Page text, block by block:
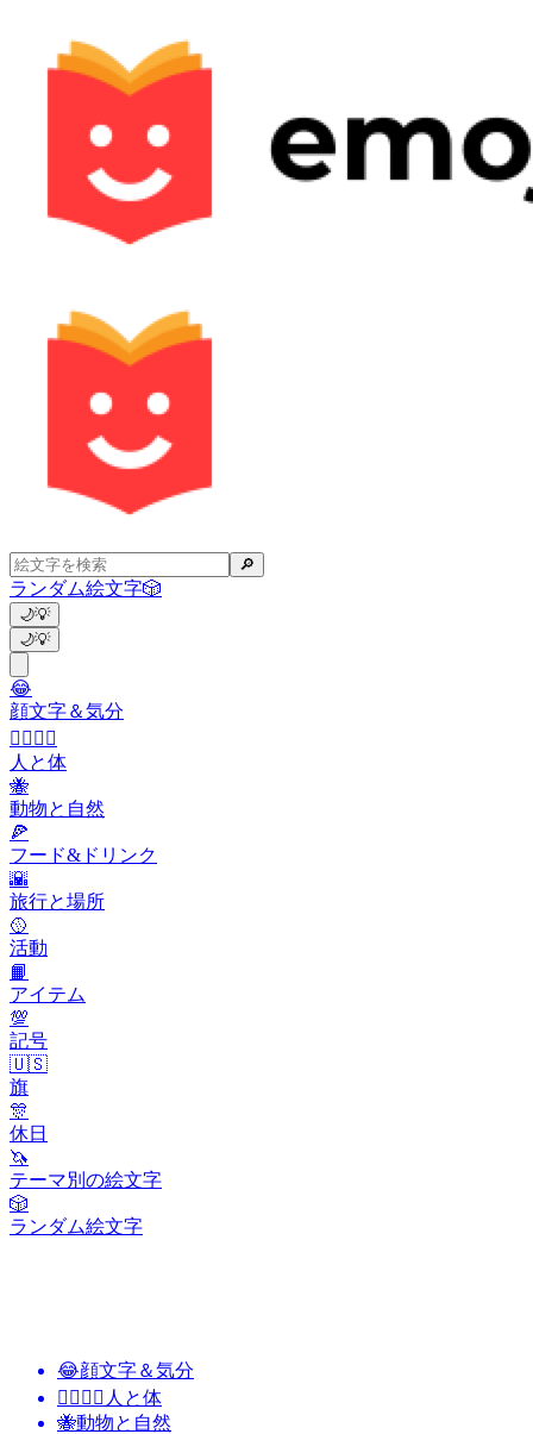
🔎
ランダム絵文字🎲
🌙💡
🌙💡
😂
顔文字＆気分
👩‍❤️‍💋‍👨
人と体
🐝
動物と自然
🍕
フード&ドリンク
🌇
旅行と場所
🥎
活動
📙
アイテム
💯
記号
🇺🇸
旗
🎊
休日
🦄
テーマ別の絵文字
🎲
ランダム絵文字
😂顔文字＆気分
👩‍❤️‍💋‍👨 人と体
🐝動物と自然